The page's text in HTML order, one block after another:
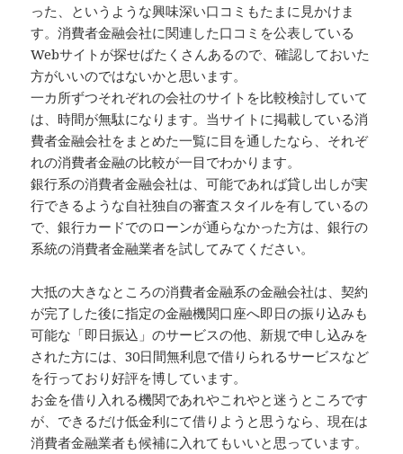
った、というような興味深い口コミもたまに見かけま
す。消費者金融会社に関連した口コミを公表している
Webサイトが探せばたくさんあるので、確認しておいた
方がいいのではないかと思います。
一カ所ずつそれぞれの会社のサイトを比較検討していて
は、時間が無駄になります。当サイトに掲載している消
費者金融会社をまとめた一覧に目を通したなら、それぞ
れの消費者金融の比較が一目でわかります。
銀行系の消費者金融会社は、可能であれば貸し出しが実
行できるような自社独自の審査スタイルを有しているの
で、銀行カードでのローンが通らなかった方は、銀行の
系統の消費者金融業者を試してみてください。
大抵の大きなところの消費者金融系の金融会社は、契約
が完了した後に指定の金融機関口座へ即日の振り込みも
可能な「即日振込」のサービスの他、新規で申し込みを
された方には、30日間無利息で借りられるサービスなど
を行っており好評を博しています。
お金を借り入れる機関であれやこれやと迷うところです
が、できるだけ低金利にて借りようと思うなら、現在は
消費者金融業者も候補に入れてもいいと思っています。